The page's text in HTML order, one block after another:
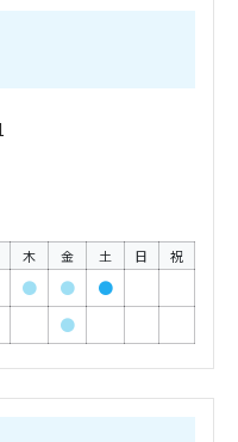
木 金 土 日 祝
● ●
●
●